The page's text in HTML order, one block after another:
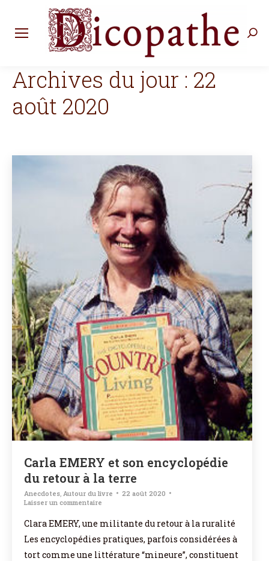
Archives du jour : 22
août 2020
Carla EMERY et son encyclopédie
du retour à la terre
Anecdotes Autour du livre
22 août 2020
Laisser un commentaire
Clara EMERY, une militante du retour à la ruralité
Les encyclopédies pratiques, parfois considérées à
tort comme une littérature “mineure”, constituent